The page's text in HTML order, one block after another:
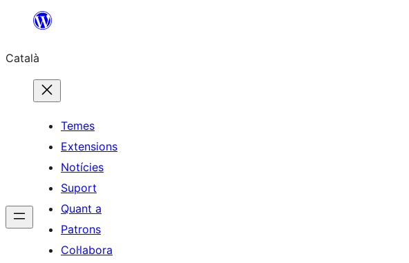
contingut
Català
Temes
Extensions
Notícies
Suport
Quant a
Patrons
Col·labora